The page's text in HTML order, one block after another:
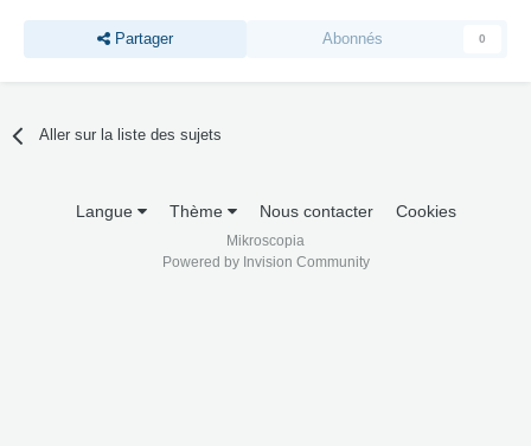
Partager Abonnés 0
Aller sur la liste des sujets
Langue Thème Nous contacter Cookies
Mikroscopia
Powered by Invision Community